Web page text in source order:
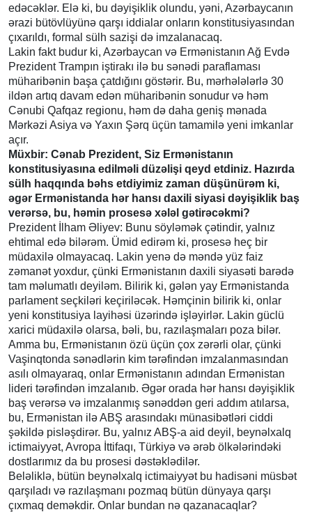
edəcəklər. Elə ki, bu dəyişiklik olundu, yəni, Azərbaycanın
ərazi bütövlüyünə qarşı iddialar onların konstitusiyasından
çıxarıldı, formal sülh sazişi də imzalanacaq.
Lakin fakt budur ki, Azərbaycan və Ermənistanın Ağ Evdə
Prezident Trampın iştirakı ilə bu sənədi paraflaması
müharibənin başa çatdığını göstərir. Bu, mərhələlərlə 30
ildən artıq davam edən müharibənin sonudur və həm
Cənubi Qafqaz regionu, həm də daha geniş mənada
Mərkəzi Asiya və Yaxın Şərq üçün tamamilə yeni imkanlar
açır.
Müxbir: Cənab Prezident, Siz Ermənistanın
konstitusiyasına edilməli düzəlişi qeyd etdiniz. Hazırda
sülh haqqında bəhs etdiyimiz zaman düşünürəm ki,
əgər Ermənistanda hər hansı daxili siyasi dəyişiklik baş
verərsə, bu, həmin prosesə xələl gətirəcəkmi?
Prezident İlham Əliyev: Bunu söyləmək çətindir, yalnız
ehtimal edə bilərəm. Ümid edirəm ki, prosesə heç bir
müdaxilə olmayacaq. Lakin yenə də məndə yüz faiz
zəmanət yoxdur, çünki Ermənistanın daxili siyasəti barədə
tam məlumatlı deyiləm. Bilirik ki, gələn yay Ermənistanda
parlament seçkiləri keçiriləcək. Həmçinin bilirik ki, onlar
yeni konstitusiya layihəsi üzərində işləyirlər. Lakin güclü
xarici müdaxilə olarsa, bəli, bu, razılaşmaları poza bilər.
Amma bu, Ermənistanın özü üçün çox zərərli olar, çünki
Vaşinqtonda sənədlərin kim tərəfindən imzalanmasından
asılı olmayaraq, onlar Ermənistanın adından Ermənistan
lideri tərəfindən imzalanıb. Əgər orada hər hansı dəyişiklik
baş verərsə və imzalanmış sənəddən geri addım atılarsa,
bu, Ermənistan ilə ABŞ arasındakı münasibətləri ciddi
şəkildə pisləşdirər. Bu, yalnız ABŞ-a aid deyil, beynəlxalq
ictimaiyyət, Avropa İttifaqı, Türkiyə və ərəb ölkələrindəki
dostlarımız da bu prosesi dəstəklədilər.
Beləliklə, bütün beynəlxalq ictimaiyyət bu hadisəni müsbət
qarşıladı və razılaşmanı pozmaq bütün dünyaya qarşı
çıxmaq deməkdir. Onlar bundan nə qazanacaqlar?